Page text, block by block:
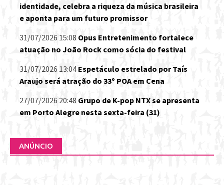
identidade, celebra a riqueza da música brasileira
e aponta para um futuro promissor
31/07/2026 15:08 Opus Entretenimento fortalece
atuação no João Rock como sócia do festival
31/07/2026 13:04 Espetáculo estrelado por Taís
Araujo será atração do 33º POA em Cena
27/07/2026 20:48 Grupo de K-pop NTX se apresenta
em Porto Alegre nesta sexta-feira (31)
ANÚNCIO